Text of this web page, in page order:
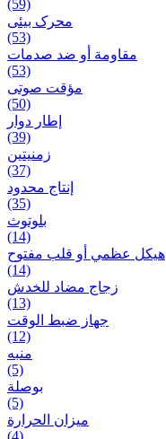
(59)
محرک بیئی
(53)
مقاومة أو ضد صدمات
(53)
مؤقت صوتی
(50)
إطار دوار
(39)
زمنیتین
(37)
إنتاج محدود
(35)
بلوتوث
(14)
هيكل عظمي أو قلب مفتوح
(14)
زجاج مضاد للخدش
(13)
جهاز ضبط الوقت
(12)
منبه
(5)
بوصلة
(5)
ميزان الحرارة
(4)